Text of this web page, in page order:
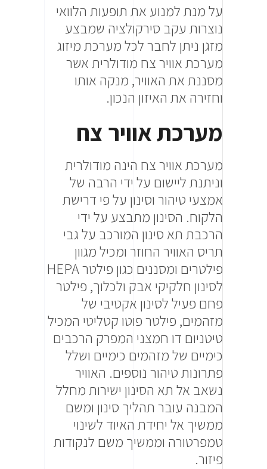
על מנת למנוע את תופעות הלוואי
נוצרות עקב סירקולציה שמבצע
מזגן ניתן לחבר לכל מערכת מיזוג
מערכת אוויר צח מודולרית אשר
מסננת את האוויר, מנקה אותו
וחזירה את האיזון הנכון.
מערכת אוויר צח
מערכת אוויר צח הינה מודולרית
וניתנת ליישום על ידי הרבה של
אמצעי טיהור וסינון על פי דרישת
הלקוח. הסינון מתבצע על ידי
הרכבת תא סינון המורכב על גבי
תריס האוויר החוזר ומכיל מגוון
פילטרים ומסננים כגון פילטר HEPA
לסינון חלקיקי אבק ולכלוך, פילטר
פחם פעיל לסינון אקטיבי של
מזהמים, פילטר פוטו קטליטי המכיל
טיטניום דו חמצני המפרק הרכבים
כימיים של מזהמים כימיים ושלל
פתרונות טיהור נוספים. האוויר
נשאב אל תא הסינון ישירות מחלל
המבנה עובר תהליך סינון ומשם
ממשיך אל יחידת האיוד לשינוי
טמפרטורה וממשיך משם לנקודות
פיזור.